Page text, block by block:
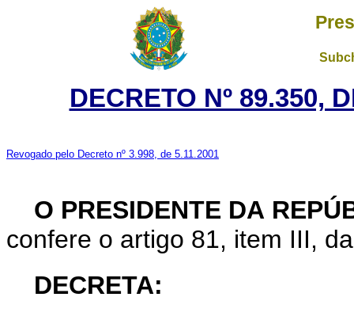
DECRETO Nº 89.350,
Revogado pelo Decreto nº 3.998, de 5.11.2001
O PRESIDENTE DA
confere o artigo 81, item III,
DECRETA: